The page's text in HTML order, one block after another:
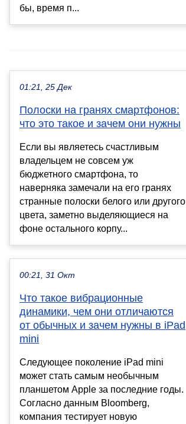
бы, время п...
01:21, 25 Дек
Полоски на гранях смартфонов:
что это такое и зачем они нужны
Если вы являетесь счастливым
владельцем не совсем уж
бюджетного смартфона, то
наверняка замечали на его гранях
странные полоски белого или другого
цвета, заметно выделяющиеся на
фоне остального корпу...
00:21, 31 Окт
Что такое вибрационные
динамики, чем они отличаются
от обычных и зачем нужны в iPad
mini
Следующее поколение iPad mini
может стать самым необычным
планшетом Apple за последние годы.
Согласно данным Bloomberg,
компания тестирует новую